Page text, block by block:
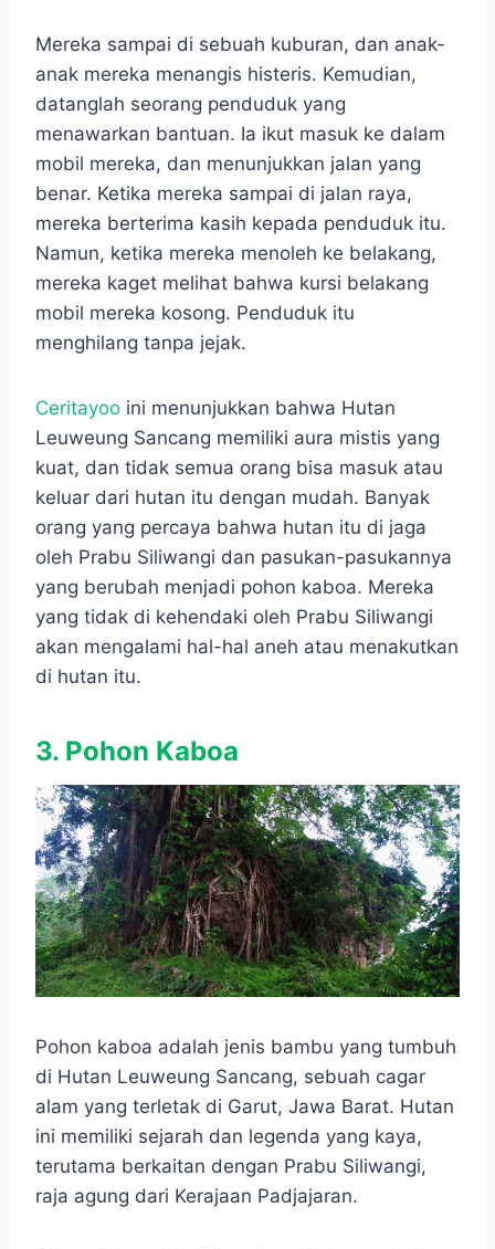
Mereka sampai di sebuah kuburan, dan anak-
anak mereka menangis histeris. Kemudian,
datanglah seorang penduduk yang
menawarkan bantuan. Ia ikut masuk ke dalam
mobil mereka, dan menunjukkan jalan yang
benar. Ketika mereka sampai di jalan raya,
mereka berterima kasih kepada penduduk itu.
Namun, ketika mereka menoleh ke belakang,
mereka kaget melihat bahwa kursi belakang
mobil mereka kosong. Penduduk itu
menghilang tanpa jejak.
Ceritayoo ini menunjukkan bahwa Hutan
Leuweung Sancang memiliki aura mistis yang
kuat, dan tidak semua orang bisa masuk atau
keluar dari hutan itu dengan mudah. Banyak
orang yang percaya bahwa hutan itu di jaga
oleh Prabu Siliwangi dan pasukan-pasukannya
yang berubah menjadi pohon kaboa. Mereka
yang tidak di kehendaki oleh Prabu Siliwangi
akan mengalami hal-hal aneh atau menakutkan
di hutan itu.
3. Pohon Kaboa
Pohon kaboa adalah jenis bambu yang tumbuh
di Hutan Leuweung Sancang, sebuah cagar
alam yang terletak di Garut, Jawa Barat. Hutan
ini memiliki sejarah dan legenda yang kaya,
terutama berkaitan dengan Prabu Siliwangi,
raja agung dari Kerajaan Padjajaran.